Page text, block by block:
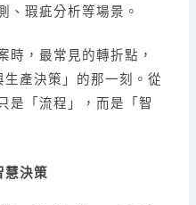
、瑕疵分析等場景。
時，最常見的轉折點，
產決策」的那一刻。從
是「流程」，而是「智
慧決策